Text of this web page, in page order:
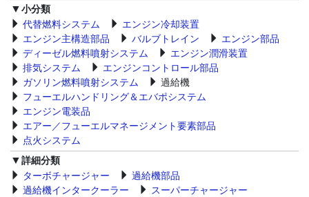
小分類
代替燃料システム
エンジン冷却装置
エンジン主構造部品
バルブトレイン
エンジン部品
ディーゼル燃料噴射システム
エンジン潤滑装置
排気システム
エンジンコントロール部品
ガソリン燃料噴射システム
過給機
フューエルハンドリング＆エバポシステム
エンジン電装品
エアー／フューエルマネージメント要素部品
点火システム
詳細分類
ターボチャージャー
過給機部品
過給機インタークーラー
スーパーチャージャー